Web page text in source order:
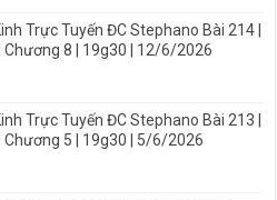
Trực Tuyến ĐC Stephano Bài 214 |
Chương 8 | 19g30 | 12/6/2026
Trực Tuyến ĐC Stephano Bài 213 |
Chương 5 | 19g30 | 5/6/2026